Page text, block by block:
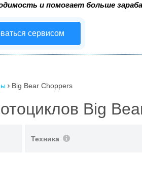
и помогает больше
сервисом
 Big Bear Choppers
Big
Техника